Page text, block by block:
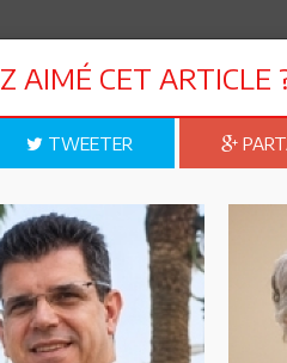
AIMÉ CET ARTICLE
TWEETER